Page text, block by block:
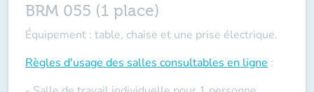
BRM 055 (1 place)
Équipement : table, chaise et une prise électrique.
Règles d'usage des salles consultables en ligne :